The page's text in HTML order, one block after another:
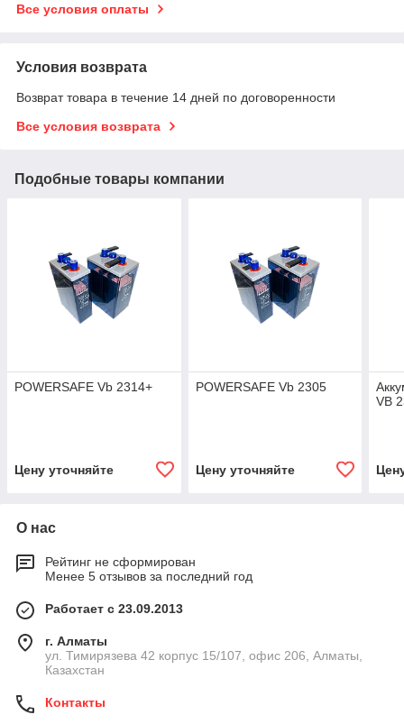
Все условия оплаты
Условия возврата
Возврат товара в течение 14 дней по договоренности
Все условия возврата
Подобные товары компании
POWERSAFE Vb 2314+
Цену уточняйте
POWERSAFE Vb 2305
Цену уточняйте
VB
О нас
Рейтинг не сформирован
Менее 5 отзывов за последний год
Работает с 23.09.2013
г. Алматы
ул. Тимирязева 42 корпус 15/107, офис 206, Алматы,
Казахстан
Контакты